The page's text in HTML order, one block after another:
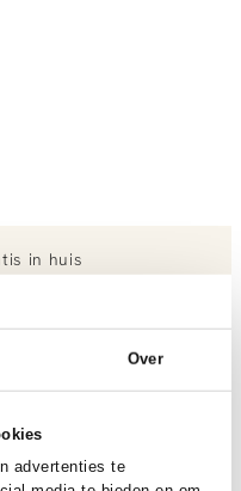
Over
advertenties te
in huis
52% recycled polyester,